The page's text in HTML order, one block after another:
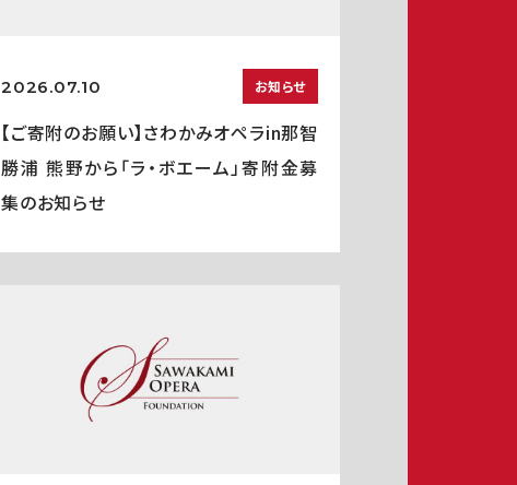
2026.07.10 お知らせ
【ご寄附のお願い】さわかみオペラin那智
勝浦 熊野から「ラ・ボエーム」寄附金募
集のお知らせ